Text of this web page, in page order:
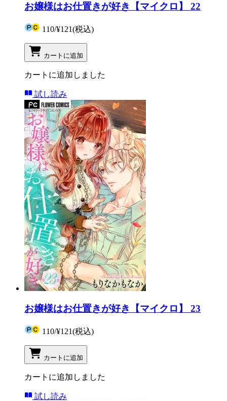
お嬢様はお仕置きが好き【マイクロ】 22
110/¥121(税込)
カートに追加
カートに追加しました
試し読み
お嬢様はお仕置きが好き【マイクロ】 23
110/¥121(税込)
カートに追加
カートに追加しました
試し読み